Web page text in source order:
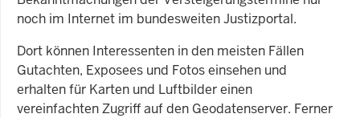
noch im Internet im bundesweiten Justizportal.
Dort können Interessenten in den meisten Fällen
Gutachten, Exposees und Fotos einsehen und
erhalten für Karten und Luftbilder einen
vereinfachten Zugriff auf den Geodatenserver. Ferner